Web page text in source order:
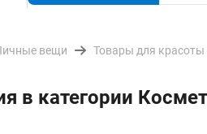
вещи Товары для красоты
в категории